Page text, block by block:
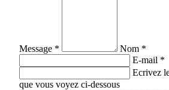
Message *
Nom *
E-mail *
Ecrivez
que vous voyez ci-dessous